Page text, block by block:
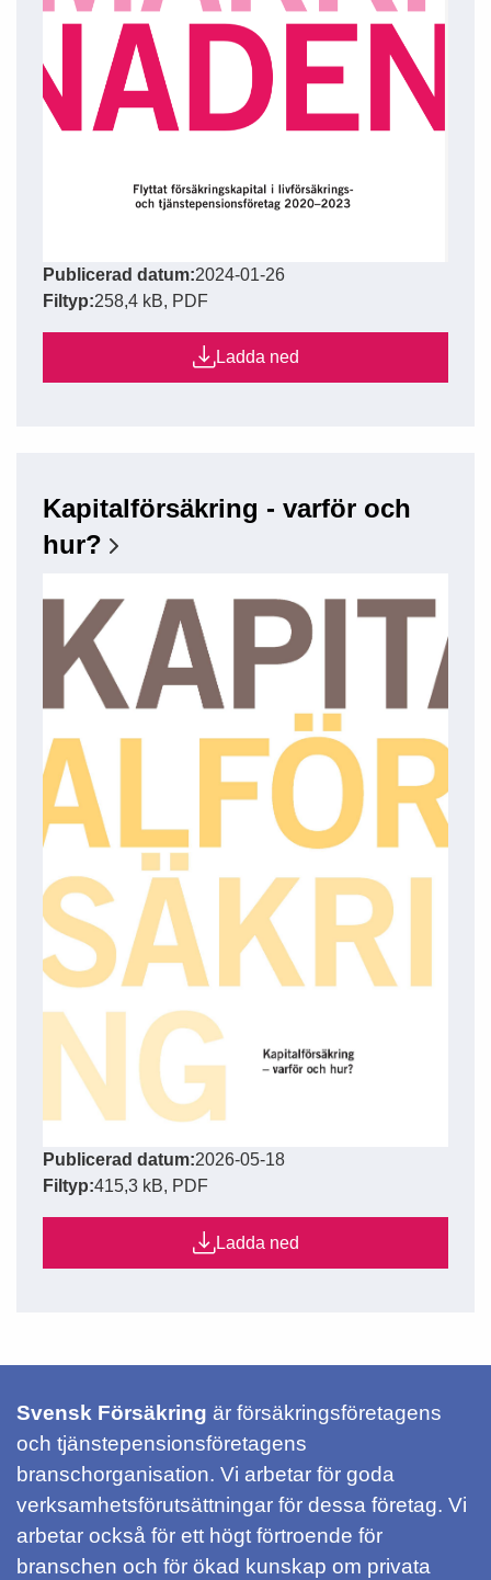
Publicerad datum:2024-01-26
Filtyp:258,4 kB, PDF
Ladda ned
Kapitalförsäkring - varför och
hur?
Publicerad datum:2026-05-18
Filtyp:415,3 kB, PDF
Ladda ned
Svensk Försäkring är försäkringsföretagens
och tjänstepensionsföretagens
branschorganisation. Vi arbetar för goda
verksamhetsförutsättningar för dessa företag. Vi
arbetar också för ett högt förtroende för
branschen och för ökad kunskap om privata